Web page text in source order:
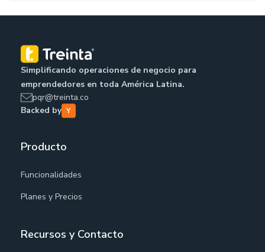
Simplificando operaciones de negocio para
emprendedores en toda América Latina.
pqr@treinta.co
Backed by
Producto
Funcionalidades
Planes y Precios
Recursos y Contacto